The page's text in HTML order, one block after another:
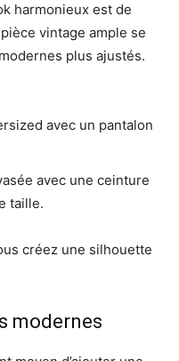
harmonieux est de
vintage ample se
plus ajustés.
avec un pantalon
avec une ceinture
taille.
créez une silhouette
modernes